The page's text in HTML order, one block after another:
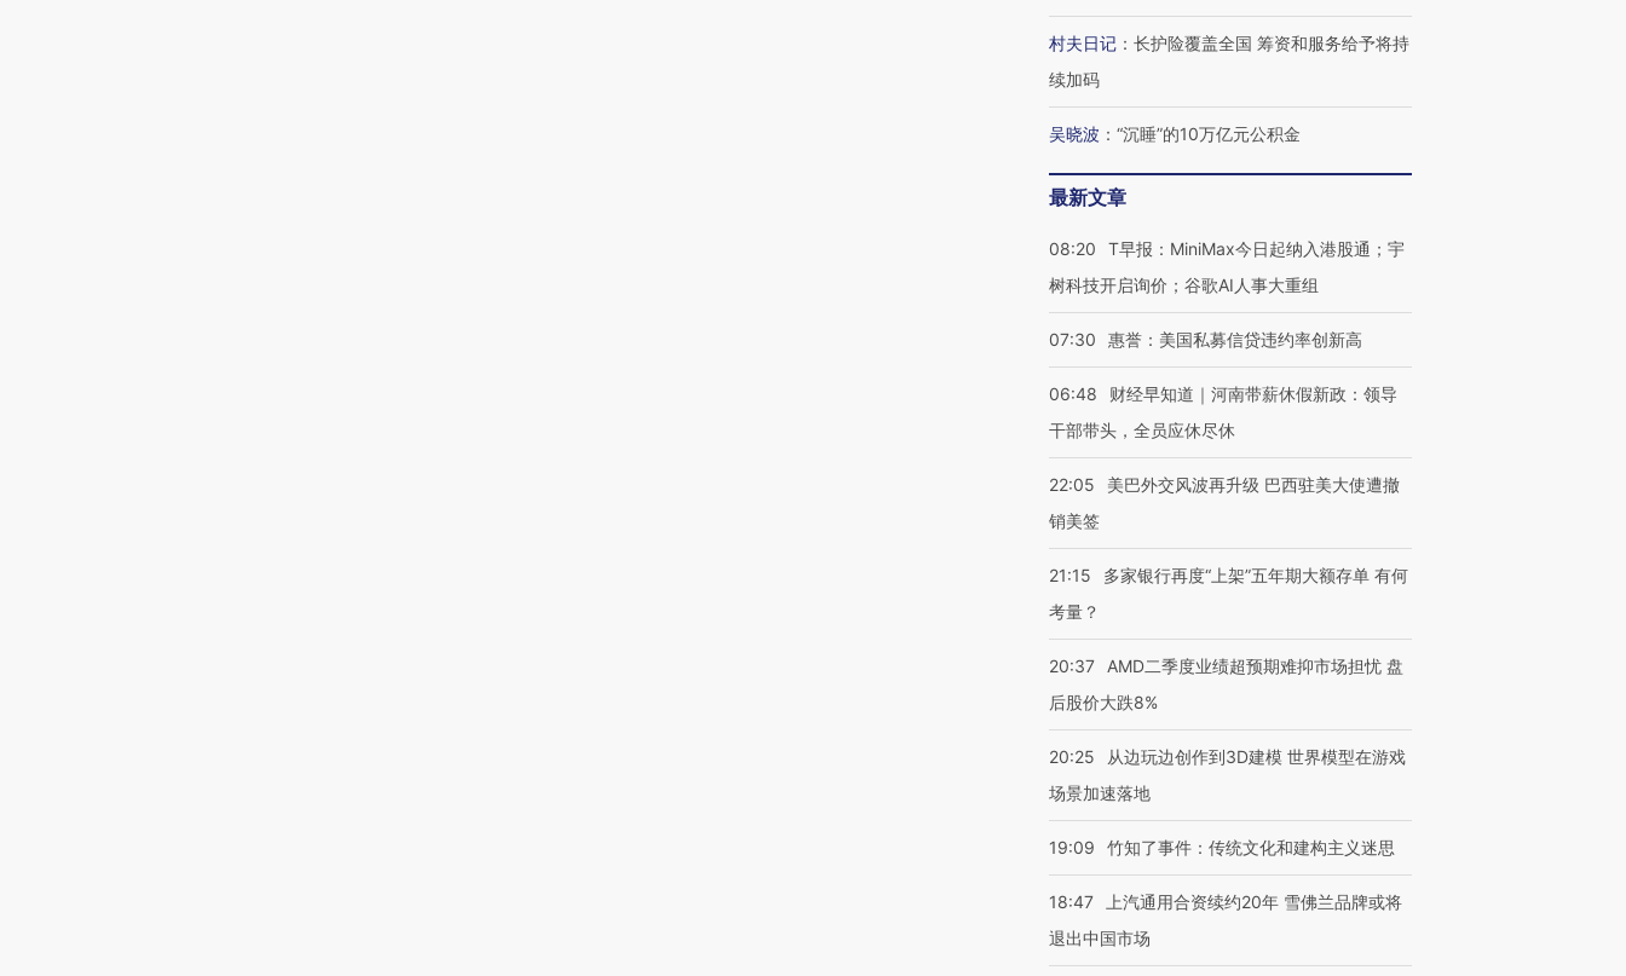
村夫日记 ： 长护险覆盖全国 筹资和服务给予将持
续加码
吴晓波 ： “沉睡”的10万亿元公积金
最新文章
08:20
T早报：MiniMax今日起纳入港股通；宇
树科技开启询价；谷歌AI人事大重组
07:30 惠誉：美国私募信贷违约率创新高
06:48
财经早知道｜河南带薪休假新政：领导
干部带头，全员应休尽休
22:05
美巴外交风波再升级 巴西驻美大使遭撤
销美签
21:15
多家银行再度“上架”五年期大额存单 有何
考量？
20:37
AMD二季度业绩超预期难抑市场担忧 盘
后股价大跌8%
20:25
从边玩边创作到3D建模 世界模型在游戏
场景加速落地
19:09 竹知了事件：传统文化和建构主义迷思
18:47
上汽通用合资续约20年 雪佛兰品牌或将
退出中国市场